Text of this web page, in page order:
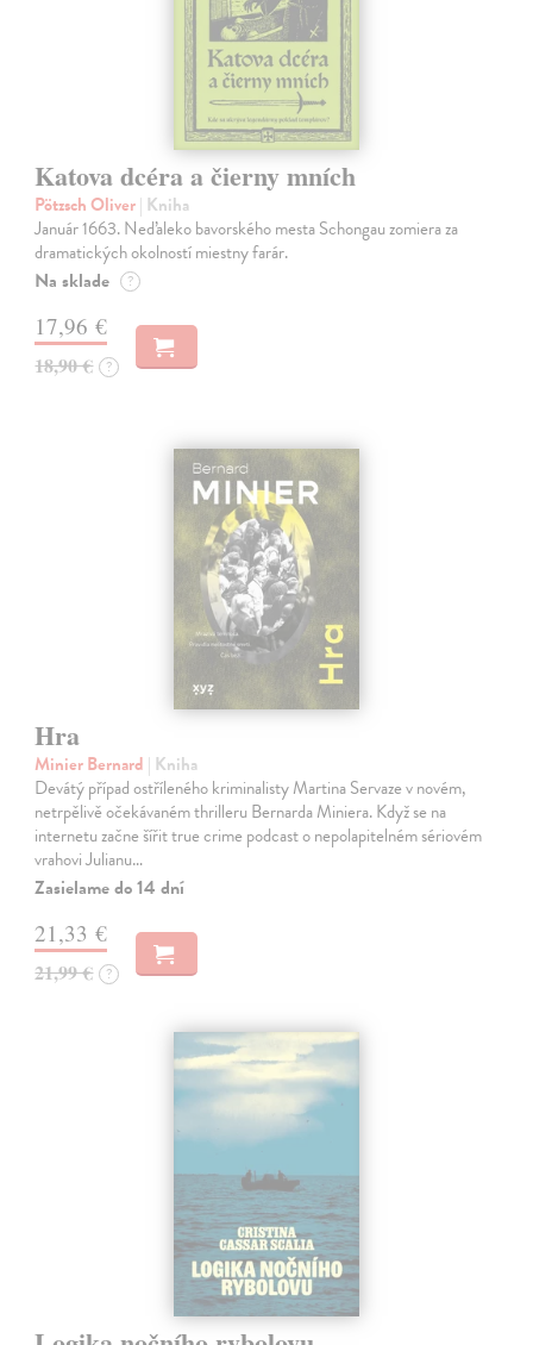
Katova dcéra a čierny mních
Pötzsch Oliver| Kniha
Január 1663. Neďaleko bavorského mesta Schongau zomiera za
dramatických okolností miestny farár.
Na sklade ?
17,96 €
18,90 € ?
Hra
Minier Bernard | Kniha
Devátý případ ostříleného kriminalisty Martina Servaze v novém,
netrpělivě očekávaném thrilleru Bernarda Miniera. Když se na
internetu začne šířit true crime podcast o nepolapitelném sériovém
vrahovi Julianu…
Zasielame do 14 dní
21,33 €
21,99 € ?